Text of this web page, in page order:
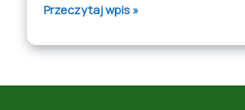
Przeczytaj wpis »